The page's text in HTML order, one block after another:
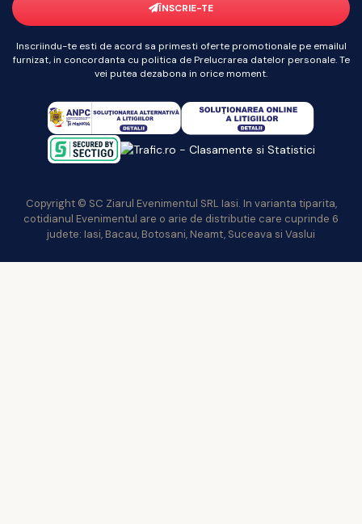
ÎNSCRIE-TE
Inscriindu-te esti de acord sa primesti oferte promotionale pe emailul
furnizat, in concordanta cu politica de Prelucrarea datelor personale. Te
vei putea dezabona in orice moment.
Copyright © SC Ziarul Evenimentul SRL Iasi. In varianta tiparita,
cotidianul Evenimentul are o arie de distributie care cuprinde 6
judete: Iasi, Bacau, Botosani, Neamt, Suceava si Vaslui